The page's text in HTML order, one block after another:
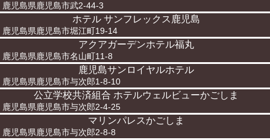
鹿児島県鹿児島市武2-44-3
ホテル サンフレックス鹿児島
鹿児島県鹿児島市堀江町19-14
アクアガーデンホテル福丸
鹿児島県鹿児島市名山町11-8
鹿児島サンロイヤルホテル
鹿児島県鹿児島市与次郎1-8-10
公立学校共済組合 ホテルウェルビューかごしま
鹿児島県鹿児島市与次郎2-4-25
マリンパレスかごしま
鹿児島県鹿児島市与次郎2-8-8